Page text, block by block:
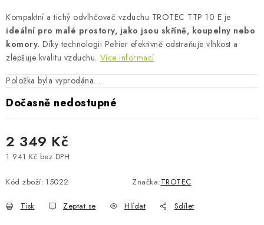
Návody
Novinky Blog Reference Katalog
Kompaktní a tichý odvlhčovač vzduchu TROTEC TTP 10 E je
ideální pro malé prostory, jako jsou skříně, koupelny nebo
komory. Díky technologii Peltier efektivně odstraňuje vlhkost a
zlepšuje kvalitu vzduchu. Více informací
Položka byla vyprodána…
Dočasně nedostupné
2 349 Kč
1 941 Kč bez DPH
Kód zboží: 15022 Značka:TROTEC
Tisk Zeptat se Hlídat Sdílet